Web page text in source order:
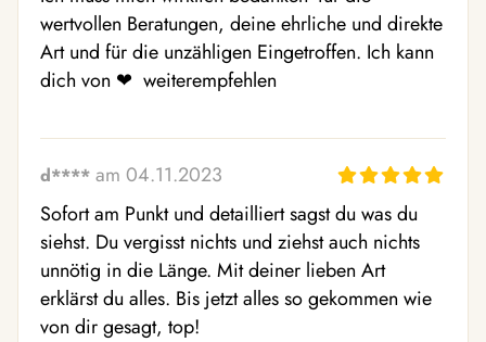
wertvollen Beratungen, deine ehrliche und direkte
Art und für die unzähligen Eingetroffen. Ich kann
d**** am 04.11.2023
Sofort am Punkt und detailliert sagst du was du
siehst. Du vergisst nichts und ziehst auch nichts
unnötig in die Länge. Mit deiner lieben Art
erklärst du alles. Bis jetzt alles so gekommen wie
von dir gesagt, top!